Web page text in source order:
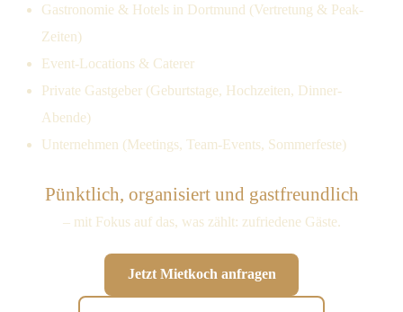
Gastronomie & Hotels in Dortmund (Vertretung & Peak-
Zeiten)
Event-Locations & Caterer
Private Gastgeber (Geburtstage, Hochzeiten, Dinner-
Abende)
Unternehmen (Meetings, Team-Events, Sommerfeste)
Pünktlich, organisiert und gastfreundlich
– mit Fokus auf das, was zählt: zufriedene Gäste.
Jetzt Mietkoch anfragen